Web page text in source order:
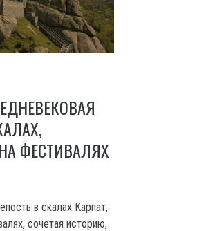
ФЕСТИВАЛЯХ
в скалах Карпат,
сочетая историю,